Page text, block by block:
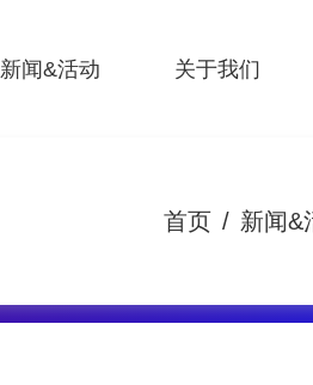
新闻&活动 关于我们
首页 / 新闻&